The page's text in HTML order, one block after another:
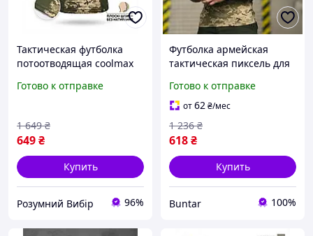
Тактическая футболка
потоотводящая сoolmax
футболки армейские
Готово к отправке
649₴
1 649 ₴
Купить
Розумний Вибір 96%
Футболка армейская
тактическая пиксель для
Готово к отправке
от62₴/мес
618₴
1 236 ₴
Купить
Buntar 100%